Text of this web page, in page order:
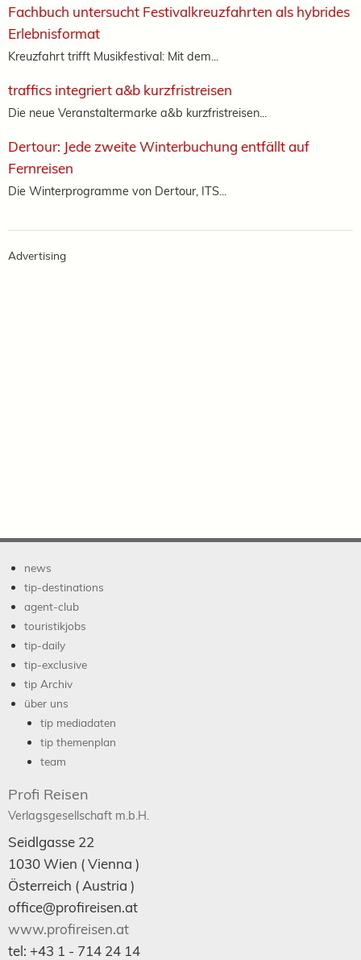
Fachbuch untersucht Festivalkreuzfahrten als hybrides
Erlebnisformat
Kreuzfahrt trifft Musikfestival: Mit dem...
traffics integriert a&b kurzfristreisen
Die neue Veranstaltermarke a&b kurzfristreisen...
Dertour: Jede zweite Winterbuchung entfällt auf
Fernreisen
Die Winterprogramme von Dertour, ITS...
Advertising
news
tip-destinations
agent-club
touristikjobs
tip-daily
tip-exclusive
tip Archiv
über uns
tip mediadaten
tip themenplan
team
Profi Reisen
Verlagsgesellschaft m.b.H.
Seidlgasse 22
1030Wien ( Vienna )
Österreich ( Austria )
office@profireisen.at
www.profireisen.at
tel: +43 1 - 714 24 14